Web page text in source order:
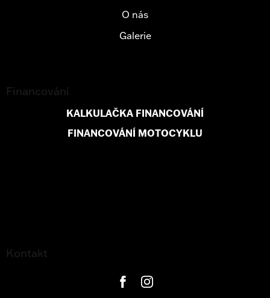
Kontakt
O nás
Galerie
Financování
KALKULAČKA FINANCOVÁNÍ
FINANCOVÁNÍ MOTOCYKLU